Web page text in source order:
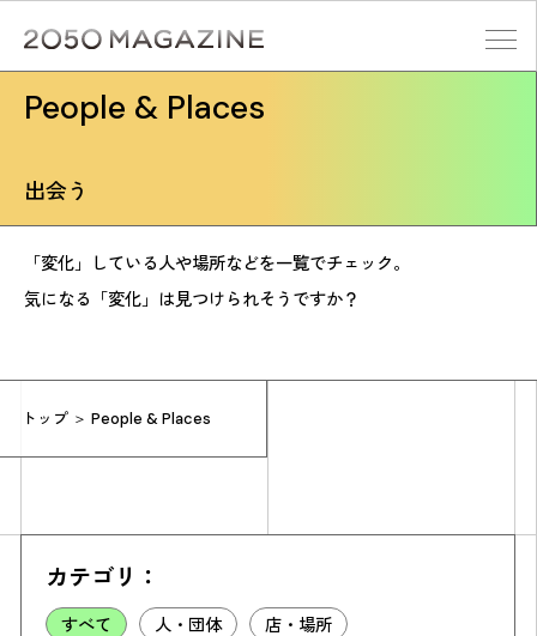
content
People & Places
トップ ＞ People & Places
出会う
「変化」している人や場所などを一覧でチェック。
気になる「変化」は見つけられそうですか？
カテゴリ：
すべて 人・団体 店・場所